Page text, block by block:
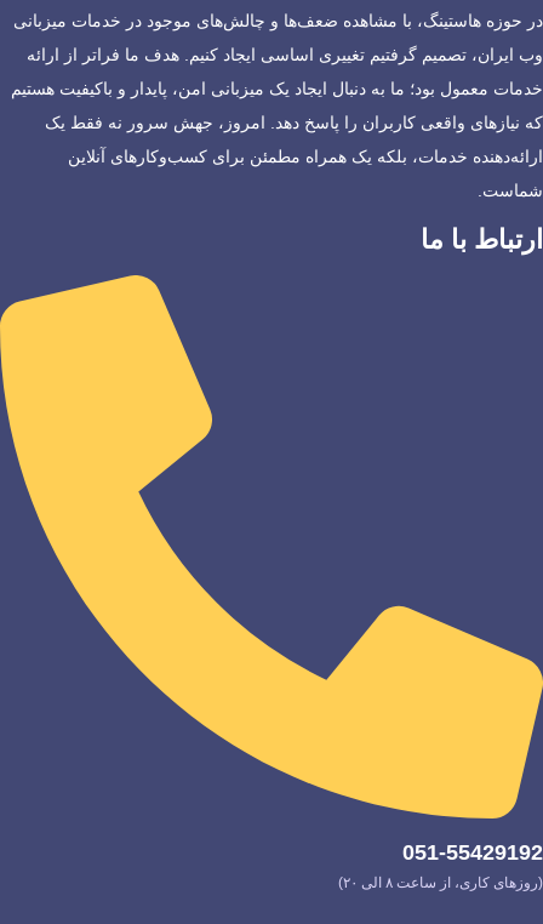
در حوزه هاستینگ، با مشاهده ضعف‌ها و چالش‌های موجود در خدمات میزبانی
وب ایران، تصمیم گرفتیم تغییری اساسی ایجاد کنیم. هدف ما فراتر از ارائه
خدمات معمول بود؛ ما به دنبال ایجاد یک میزبانی امن، پایدار و باکیفیت هستیم
که نیازهای واقعی کاربران را پاسخ دهد. امروز، جهش سرور نه فقط یک
ارائه‌دهنده خدمات، بلکه یک همراه مطمئن برای کسب‌وکارهای آنلاین
شماست.
ارتباط با ما
051-55429192
(روزهای کاری، از ساعت ۸ الی ۲۰)